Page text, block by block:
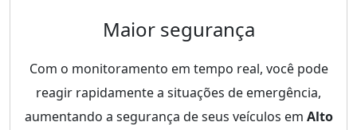
Maior segurança
Com o monitoramento em tempo real, você pode
reagir rapidamente a situações de emergência,
aumentando a segurança de seus veículos em Alto